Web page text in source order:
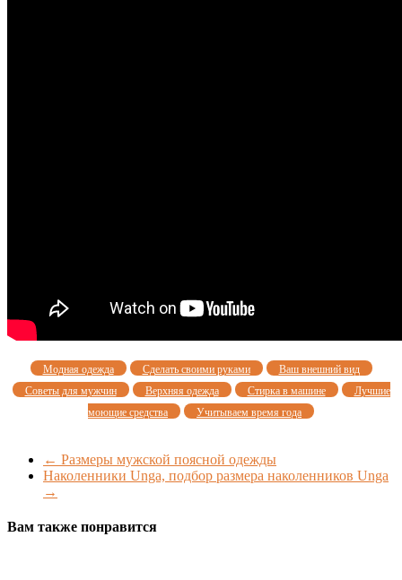
Модная одежда Сделать своими руками
Ваш внешний вид
Советы для мужчин
Верхняя одежда Стирка в машине
Лучшие
моющие средства
Учитываем время года
← Размеры мужской поясной одежды
Наколенники Unga, подбор размера наколенников Unga
→
Вам также понравится